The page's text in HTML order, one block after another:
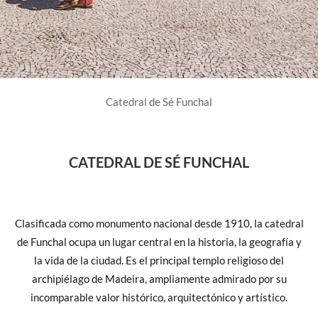
Catedral de Sé Funchal
CATEDRAL DE SÉ FUNCHAL
Clasificada como monumento nacional desde 1910, la catedral
de Funchal ocupa un lugar central en la historia, la geografía y
la vida de la ciudad. Es el principal templo religioso del
archipiélago de Madeira, ampliamente admirado por su
incomparable valor histórico, arquitectónico y artístico.